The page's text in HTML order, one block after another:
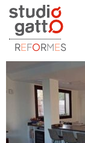
REFORMES